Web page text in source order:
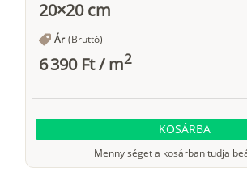
20×20 cm
Ár (Bruttó)
6 390 Ft/m2
KOSÁRBA
Mennyiséget a kosárban tudja